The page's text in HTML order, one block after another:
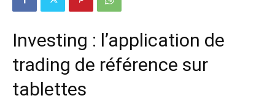
Investing : l’application de
trading de référence sur
tablettes